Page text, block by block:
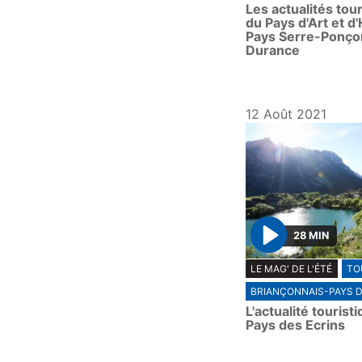
y
Les actualités
du Pays d'Art et
Pays Serre-
Durance
12 Août 2021
P
l
a
y
28 MIN
LE MAG' DE L'ÉTÉ
BRIANÇONNAIS-PAYS
L'actualité
Pays des Ecrins